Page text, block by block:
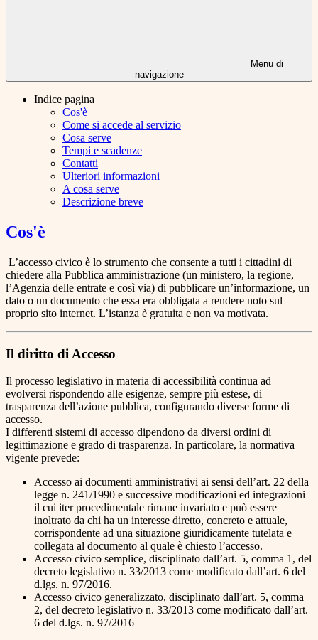
Menu di
navigazione
Indice pagina
Cos'è
Come si accede al servizio
Cosa serve
Tempi e scadenze
Contatti
Ulteriori informazioni
A cosa serve
Descrizione breve
Cos'è
L’accesso civico è lo strumento che consente a tutti i cittadini di
chiedere alla Pubblica amministrazione (un ministero, la regione,
l’Agenzia delle entrate e così via) di pubblicare un’informazione, un
dato o un documento che essa era obbligata a rendere noto sul
proprio sito internet. L’istanza è gratuita e non va motivata.
Il diritto di Accesso
Il processo legislativo in materia di accessibilità continua ad
evolversi rispondendo alle esigenze, sempre più estese, di
trasparenza dell’azione pubblica, configurando diverse forme di
accesso.
I differenti sistemi di accesso dipendono da diversi ordini di
legittimazione e grado di trasparenza. In particolare, la normativa
vigente prevede:
Accesso ai documenti amministrativi ai sensi dell’art. 22 della
legge n. 241/1990 e successive modificazioni ed integrazioni
il cui iter procedimentale rimane invariato e può essere
inoltrato da chi ha un interesse diretto, concreto e attuale,
corrispondente ad una situazione giuridicamente tutelata e
collegata al documento al quale è chiesto l’accesso.
Accesso civico semplice, disciplinato dall’art. 5, comma 1, del
decreto legislativo n. 33/2013 come modificato dall’art. 6 del
d.lgs. n. 97/2016.
Accesso civico generalizzato, disciplinato dall’art. 5, comma
2, del decreto legislativo n. 33/2013 come modificato dall’art.
6 del d.lgs. n. 97/2016